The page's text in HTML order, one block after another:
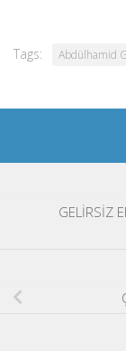
Tags: Abdülhamid
GELİRSİZ